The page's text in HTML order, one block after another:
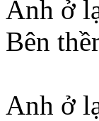
Anh ở
Bên
Anh ở